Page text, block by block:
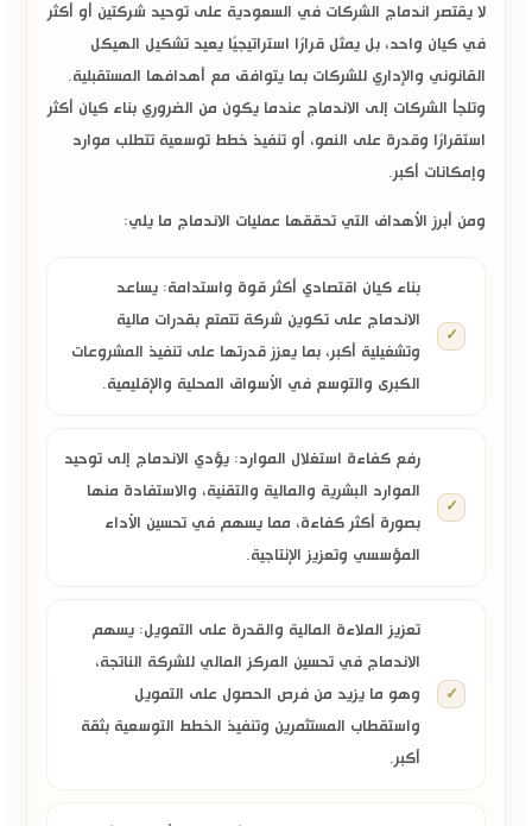
لا يقتصر اندماج الشركات في السعودية على توحيد شركتين أو أكثر
في كيان واحد، بل يمثل قرارًا استراتيجيًا يعيد تشكيل الهيكل
القانوني والإداري للشركات بما يتوافق مع أهدافها المستقبلية.
وتلجأ الشركات إلى الاندماج عندما يكون من الضروري بناء كيان أكثر
استقرارًا وقدرة على النمو، أو تنفيذ خطط توسعية تتطلب موارد
وإمكانات أكبر.
ومن أبرز الأهداف التي تحققها عمليات الاندماج ما يلي:
بناء كيان اقتصادي أكثر قوة واستدامة: يساعد
الاندماج على تكوين شركة تتمتع بقدرات مالية
وتشغيلية أكبر، بما يعزز قدرتها على تنفيذ المشروعات
الكبرى والتوسع في الأسواق المحلية والإقليمية.
رفع كفاءة استغلال الموارد: يؤدي الاندماج إلى توحيد
الموارد البشرية والمالية والتقنية، والاستفادة منها
بصورة أكثر كفاءة، مما يسهم في تحسين الأداء
المؤسسي وتعزيز الإنتاجية.
تعزيز الملاءة المالية والقدرة على التمويل: يسهم
الاندماج في تحسين المركز المالي للشركة الناتجة،
وهو ما يزيد من فرص الحصول على التمويل
واستقطاب المستثمرين وتنفيذ الخطط التوسعية بثقة
أكبر.